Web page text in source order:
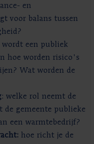
en
voor balans tussen
wordt een publiek
hoe worden risico's
Wat worden de
: welke rol neemt de
de gemeente publieke
een warmtebedrijf?
hoe richt je de